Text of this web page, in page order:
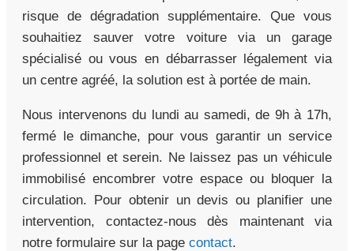
risque de dégradation supplémentaire. Que vous
souhaitiez sauver votre voiture via un garage
spécialisé ou vous en débarrasser légalement via
un centre agréé, la solution est à portée de main.
Nous intervenons du lundi au samedi, de 9h à 17h,
fermé le dimanche, pour vous garantir un service
professionnel et serein. Ne laissez pas un véhicule
immobilisé encombrer votre espace ou bloquer la
circulation. Pour obtenir un devis ou planifier une
intervention, contactez-nous dès maintenant via
notre formulaire sur la page contact.